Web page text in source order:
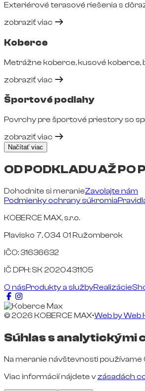
Exteriérové terasové riešenia s
zobraziť viac
Koberce
Metrážne koberce, kusové koberce,
zobraziť viac
Športové podlahy
Povrchy pre športové priestory so
zobraziť viac
Načítať viac
OD PODKLADU AŽ PO
Dohodnite si meranieZavolajte nám
Podmienky ochrany súkromia
KOBERCE MAX, s.r.o.
Plavisko 7, 034 01 Ružomberok
IČO: 31636632
IČ DPH: SK 2020431105
O násProdukty a službyRealizácie
© 2026 KOBERCE MAX•Web byWeb
Súhlas s analytickými
Na meranie návštevnosti používame
Viac informácií nájdete v zásadách